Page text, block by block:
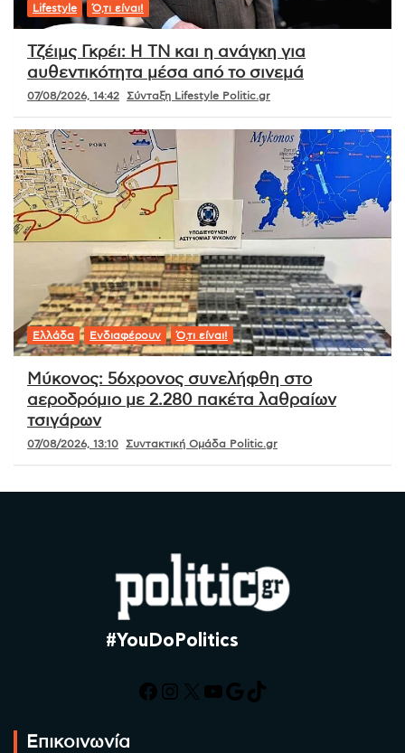
Lifestyle Ό,τι είναι!
Τζέιμς Γκρέι: Η ΤΝ και η ανάγκη για
αυθεντικότητα μέσα από το σινεμά
07/08/2026, 14:42 Σύνταξη Lifestyle Politic.gr
Ελλάδα Ενδιαφέρουν Ό,τι είναι!
Μύκονος: 56χρονος συνελήφθη στο
αεροδρόμιο με 2.280 πακέτα λαθραίων
τσιγάρων
07/08/2026, 13:10 Συντακτική Ομάδα Politic.gr
#YouDoPolitics
Facebook
Instagram
X YouTube
Google
TikTok
Επικοινωνία